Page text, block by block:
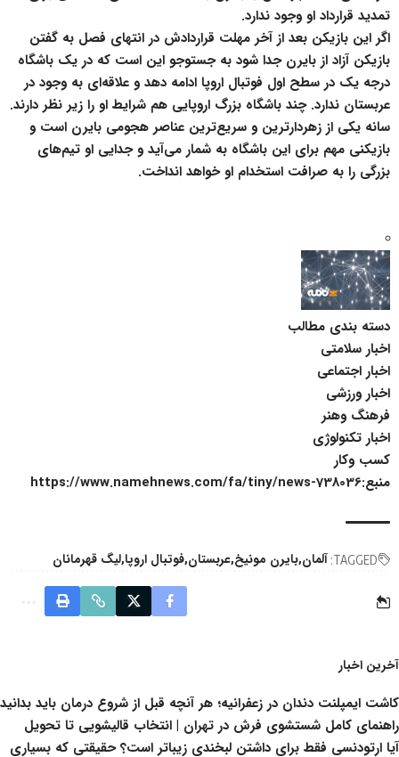
تمدید قرارداد او وجود ندارد.
اگر این بازیکن بعد از آخر مهلت قراردادش در انتهای فصل به گفتن
بازیکن آزاد از بایرن جدا شود به جستوجو این است که در یک باشگاه
درجه یک در سطح اول فوتبال اروپا ادامه دهد و علاقه‌ای به وجود در
عربستان ندارد. چند باشگاه بزرگ اروپایی هم شرایط او را زیر نظر دارند.
سانه یکی از زهردارترین و سریع‌ترین عناصر هجومی بایرن است و
بازیکنی مهم برای این باشگاه به شمار می‌آید و جدایی او تیم‌های
بزرگی را به صرافت استخدام او خواهد انداخت.
دسته بندی مطالب
اخبار سلامتی
اخبار اجتماعی
اخبار ورزشی
فرهنگ وهنر
اخبار تکنولوژی
کسب وکار
منبع:https://www.namehnews.com/fa/tiny/news-738036
TAGGED: آلمان بایرن مونیخ عربستان فوتبال اروپا لیگ قهرمانان
آخرین اخبار
کاشت ایمپلنت دندان در زعفرانیه؛ هر آنچه قبل از شروع درمان باید بدانید
راهنمای کامل شستشوی فرش در تهران | انتخاب قالیشویی تا تحویل
آیا ارتودنسی فقط برای داشتن لبخندی زیباتر است؟ حقیقتی که بسیاری